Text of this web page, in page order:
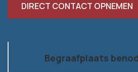
DIRECT CONTACT OPNEMEN
Begraafplaats